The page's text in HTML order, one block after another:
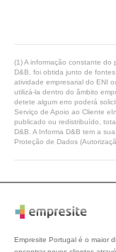
(1) A informação constante
D&B, foi obtida junto de
atividade empresarial do ENI
utilizá-la dentro do âmbito
detete algum erro poderá
Serviço de Apoio ao Cliente
publicado ou redistribuído,
D&B. A Informa D&B tem a
Proteção de Dados
Empresite Portugal é o maior